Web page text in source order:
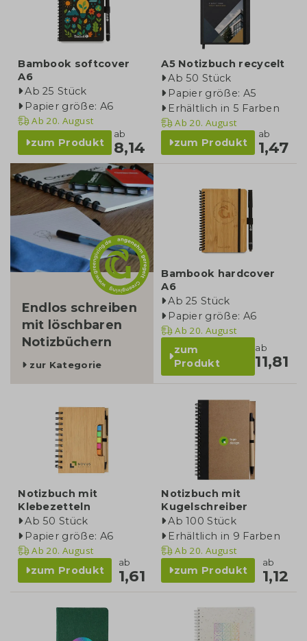
Bambook softcover
A6
Ab 25 Stück
Papier größe: A6
Ab 20. August
zum Produkt
ab
8,14
A5 Notizbuch recycelt
Ab 50 Stück
Papier größe: A5
Erhältlich in 5 Farben
Ab 20. August
zum Produkt
ab
1,47
kategorie
Endlos schreiben
mit löschbaren
Notizbüchern
zur Kategorie
Bambook hardcover
A6
Ab 25 Stück
Papier größe: A6
Ab 20. August
zum
Produkt
ab
11,81
Notizbuch mit
Klebezetteln
Ab 50 Stück
Papier größe: A6
Ab 20. August
zum Produkt
ab
1,61
Notizbuch mit
Kugelschreiber
Ab 100 Stück
Erhältlich in 9 Farben
Ab 20. August
zum Produkt
ab
1,12